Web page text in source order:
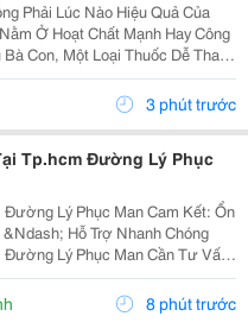
Phải Lúc Nào Hiệu Quả Của
Ở Hoạt Chất Mạnh Hay Công
Con, Một Loại Thuốc Dễ Thao
Mất Quá Nhiều Thời Gian
Tạo Nên Sự Khác Biệt Trong...
3 phút trước
Tp.hcm Đường Lý Phục
Lý Phục Man Cam Kết: Ổn
Hỗ Trợ Nhanh Chóng
Lý Phục Man Cần Tư Vấn
Ngay: Nạp Mực Tại Tp.hcm
610 388 &Ndash; Mr. Duy
8 phút trước